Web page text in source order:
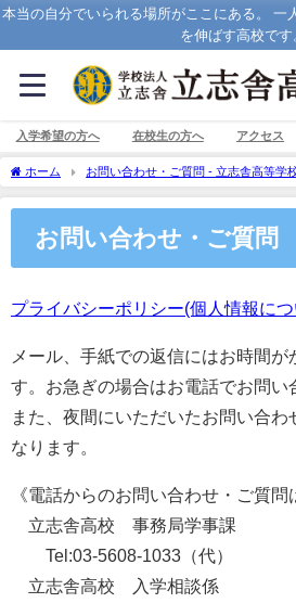
本当の自分でいられる場所がここにある。 一
を伸ばす高校です
入学希望の方へ 在校生の方へ アクセス
ホーム お問い合わせ・ご質問 - 立志舎高等学
お問い合わせ・ご質問
プライバシーポリシー(個人情報に
メール、手紙での返信にはお時間が
す。お急ぎの場合はお電話でお問い
また、夜間にいただいたお問い合わ
なります。
《電話からのお問い合わせ・ご質問
立志舎高校 事務局学事課
Tel:03-5608-1033（代）
立志舎高校 入学相談係